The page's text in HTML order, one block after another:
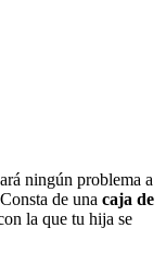
ningún problema a
de una caja de
la que tu hija se